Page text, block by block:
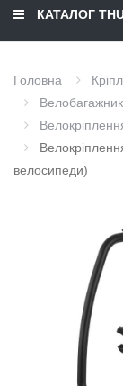
КАТАЛОГ
Головна
велосипеди)